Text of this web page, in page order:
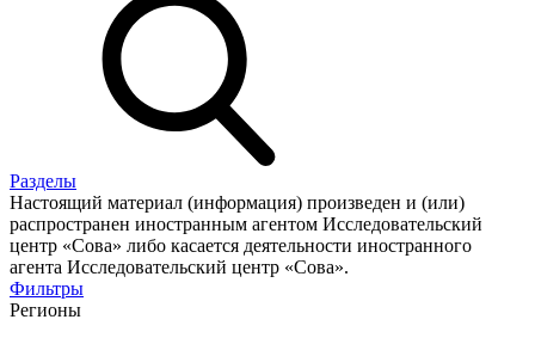
Разделы
Настоящий материал (информация) произведен и (или)
распространен иностранным агентом Исследовательский
центр «Сова» либо касается деятельности иностранного
агента Исследовательский центр «Сова».
Фильтры
Регионы